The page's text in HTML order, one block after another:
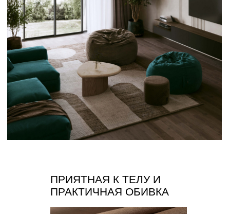
СОЗДАВАЙТЕ УЮТ С НАМИ
Все материалы, размещенные на этом сайте, защищены законом об авторских
правах. Копирование, воспроизведение, распространение или модификация любой
строго запрещены.
Политика конфиденциальности
Каталог
Доставка и оплата
Контакты Оферта
Отзывы
Сотрудничество
Медиаприсутствие
Распродажа